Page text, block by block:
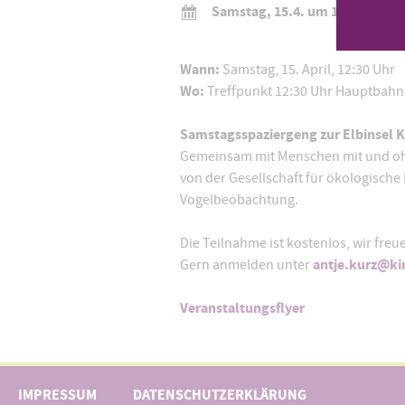
Samstag, 15.4. um 12:30 Uhr
Wann: Samstag, 15. April, 12:30 Uhr
Wo: Treffpunkt 12:30 Uhr
Samstagsspaziergeng zur
Gemeinsam mit Menschen mit und
von der Gesellschaft für
Vogelbeobachtung.
Die Teilnahme ist kostenlos, wir
Gern anmelden unter
Veranstaltungsflyer
IMPRESSUM DATENSCHUTZERKLÄRUNG